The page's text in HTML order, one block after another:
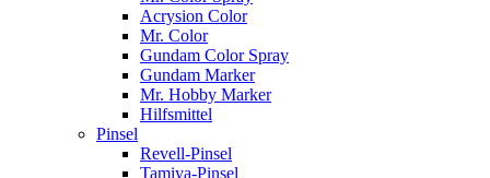
Acrysion Color
Mr. Color
Gundam Color Spray
Gundam Marker
Mr. Hobby Marker
Hilfsmittel
Pinsel
Revell-Pinsel
Tamiya-Pinsel